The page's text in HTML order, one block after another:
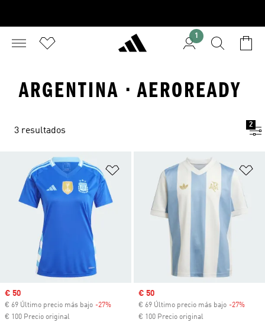
1
ARGENTINA · AEROREADY
3 resultados
2
Añadir a la lista de deseos
Precio de venta
€ 50
€ 69 Último precio más bajo -27% Descuento
€ 100 Precio original
Precio de venta
€ 50
€ 69 Último precio más bajo -27%
€ 100 Precio original